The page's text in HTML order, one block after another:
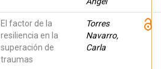
El factor de la
resiliencia en la
superación de
traumas
Torres
Navarro,
Carla